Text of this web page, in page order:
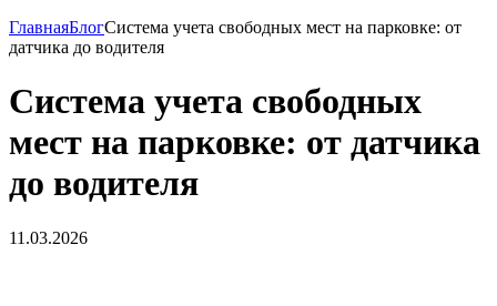
ГлавнаяБлогСистема учета свободных мест на парковке: от
датчика до водителя
Система учета свободных
мест на парковке: от датчика
до водителя
11.03.2026